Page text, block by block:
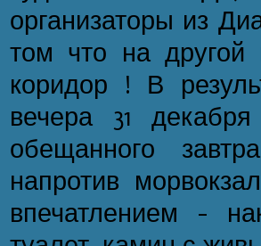
организаторы из
том что на другой
коридор ! В
вечера 31
обещанного
напротив
впечатлением –